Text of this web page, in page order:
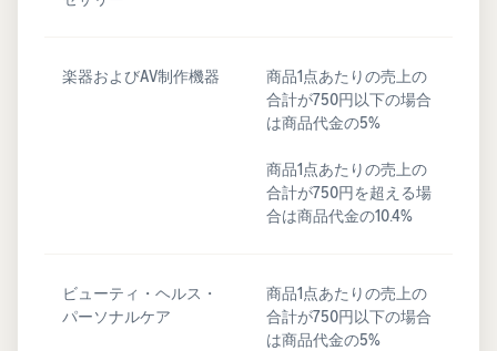
楽器およびAV制作機器
商品1点あたりの売上の
合計が750円以下の場合
は商品代金の5%
商品1点あたりの売上の
合計が750円を超える場
合は商品代金の10.4%
ビューティ・ヘルス・
パーソナルケア
商品1点あたりの売上の
合計が750円以下の場合
は商品代金の5%